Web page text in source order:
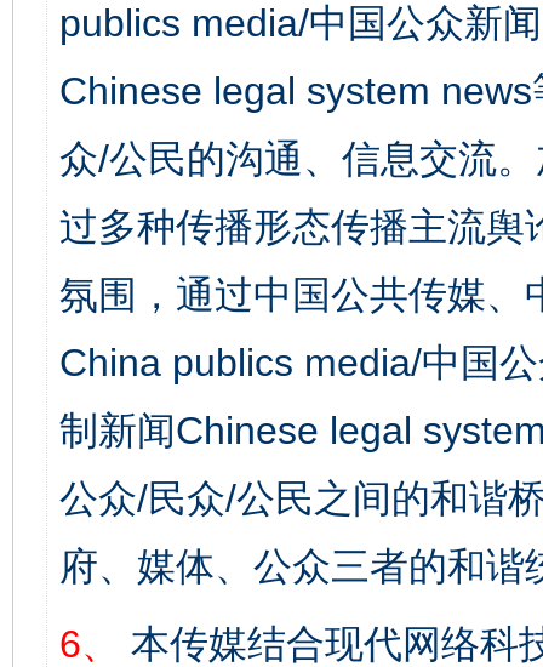
publics media/中国公众新
Chinese legal system
众/公民的沟通、信息交流
过多种传播形态传播主流
氛围，通过中国公共传媒
China publics media/中国
制新闻Chinese legal
公众/民众/公民之间的和谐
府、媒体、公众三者的和谐
6、
本传媒结合现代网络科